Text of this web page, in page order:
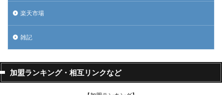
楽天市場
雑記
加盟ランキング・相互リンクなど